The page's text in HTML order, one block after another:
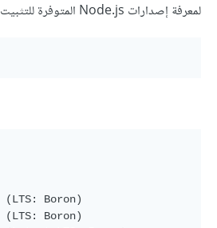
لمعرفة إصدارات Node.js المتوفرة للتثبيت، قم بكتابة: